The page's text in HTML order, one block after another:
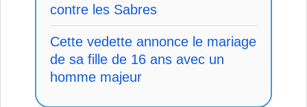
contre les Sabres
Cette vedette annonce le mariage
de sa fille de 16 ans avec un
homme majeur